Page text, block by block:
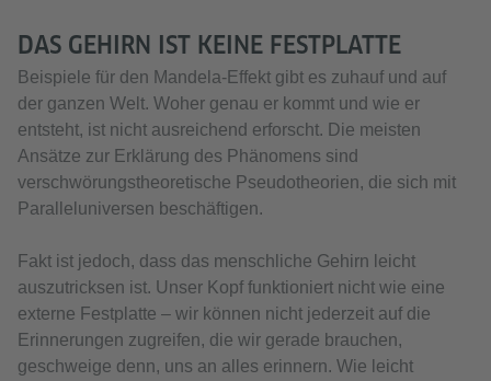
DAS GEHIRN IST KEINE FESTPLATTE
Beispiele für den Mandela-Effekt gibt es zuhauf und auf
der ganzen Welt. Woher genau er kommt und wie er
entsteht, ist nicht ausreichend erforscht. Die meisten
Ansätze zur Erklärung des Phänomens sind
verschwörungstheoretische Pseudotheorien, die sich mit
Paralleluniversen beschäftigen.
Fakt ist jedoch, dass das menschliche Gehirn leicht
auszutricksen ist. Unser Kopf funktioniert nicht wie eine
externe Festplatte – wir können nicht jederzeit auf die
Erinnerungen zugreifen, die wir gerade brauchen,
geschweige denn, uns an alles erinnern. Wie leicht